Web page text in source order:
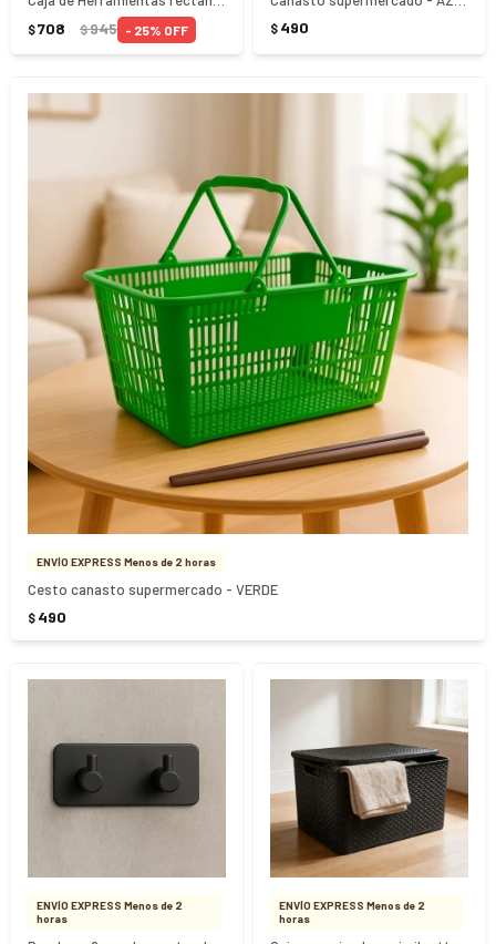
$708 $945 25 $ 490
ENVÍO EXPRESS Menos de 2 horas
Cesto canasto supermercado - VERDE
$ 490
ENVÍO EXPRESS Menos de 2
horas
ENVÍO EXPRESS Menos de 2
horas